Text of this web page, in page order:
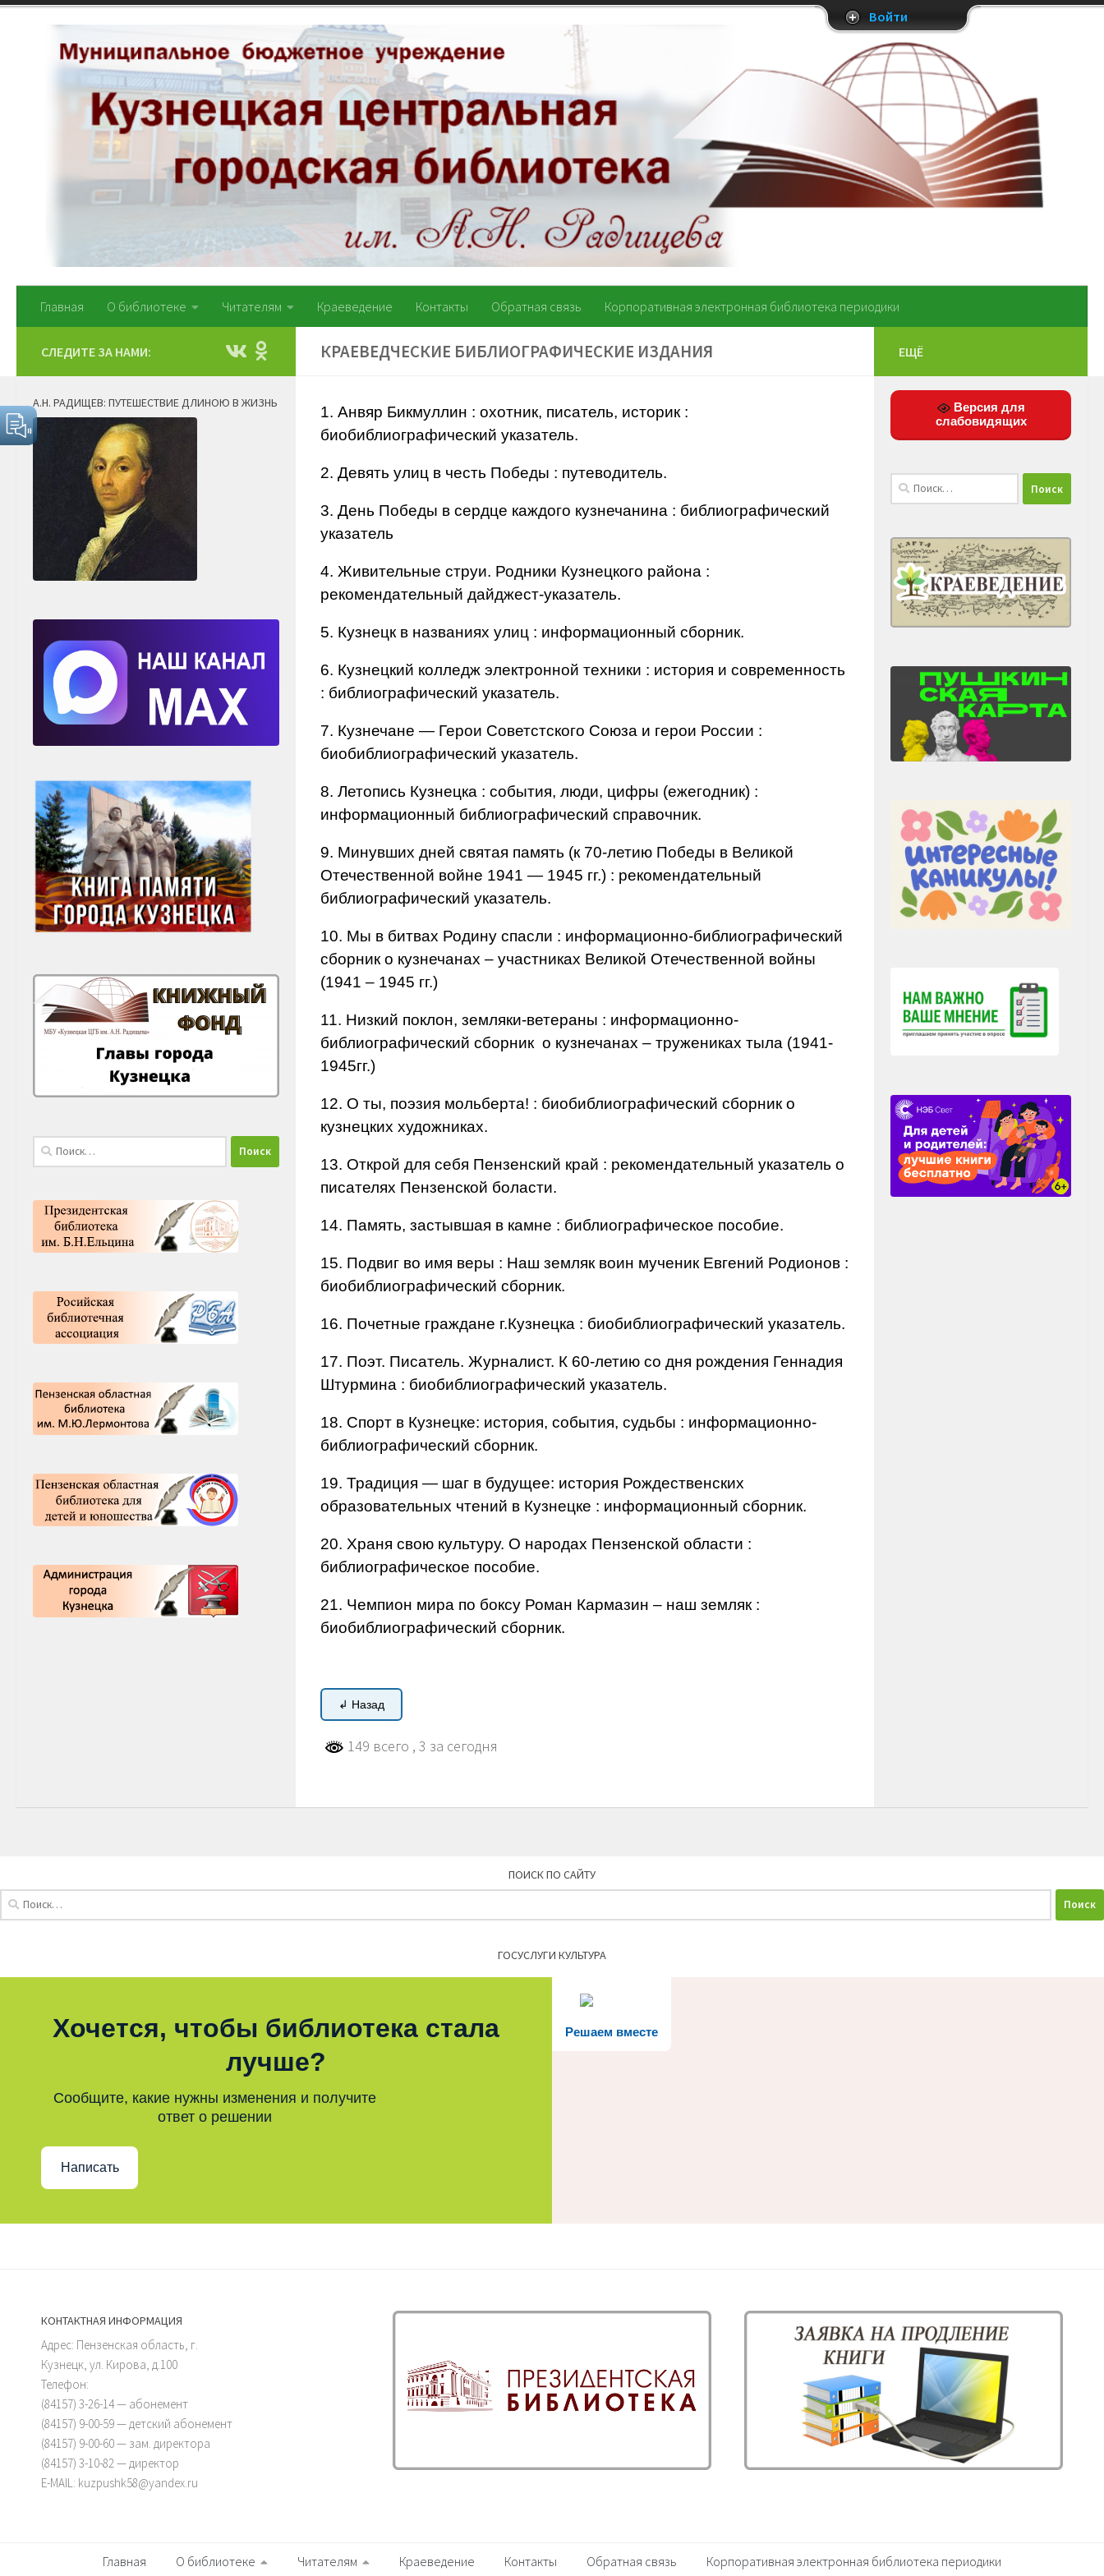
Перейти к содержимому
Главная О библиотеке Читателям Краеведение Контакты Обратная связь Корпоративная электронная библиотека периодики
КРАЕВЕДЧЕСКИЕ БИБЛИОГРАФИЧЕСКИЕ ИЗДАНИЯ
1. Анвяр Бикмуллин : охотник, писатель, историк :
биобиблиографический указатель.
2. Девять улиц в честь Победы : путеводитель.
3. День Победы в сердце каждого кузнечанина : библиографический
указатель
4. Живительные струи. Родники Кузнецкого района :
рекомендательный дайджест-указатель.
5. Кузнецк в названиях улиц : информационный сборник.
6. Кузнецкий колледж электронной техники : история и современность
: библиографический указатель.
7. Кузнечане — Герои Советстского Союза и герои России :
биобиблиографический указатель.
8. Летопись Кузнецка : события, люди, цифры (ежегодник) :
информационный библиографический справочник.
9. Минувших дней святая память (к 70-летию Победы в Великой
Отечественной войне 1941 — 1945 гг.) : рекомендательный
библиографический указатель.
10. Мы в битвах Родину спасли : информационно-библиографический
сборник о кузнечанах – участниках Великой Отечественной войны
(1941 – 1945 гг.)
11. Низкий поклон, земляки-ветераны : информационно-
библиографический сборник о кузнечанах – тружениках тыла (1941-
1945гг.)
12. О ты, поэзия мольберта! : биобиблиографический сборник о
кузнецких художниках.
13. Открой для себя Пензенский край : рекомендательный указатель о
писателях Пензенской боласти.
14. Память, застывшая в камне : библиографическое пособие.
15. Подвиг во имя веры : Наш земляк воин мученик Евгений Родионов :
биобиблиографический сборник.
16. Почетные граждане г.Кузнецка : биобиблиографический указатель.
17. Поэт. Писатель. Журналист. К 60-летию со дня рождения Геннадия
Штурмина : биобиблиографический указатель.
18. Спорт в Кузнецке: история, события, судьбы : информационно-
библиографический сборник.
19. Традиция — шаг в будущее: история Рождественских
образовательных чтений в Кузнецке : информационный сборник.
20. Храня свою культуру. О народах Пензенской области :
библиографическое пособие.
21. Чемпион мира по боксу Роман Кармазин – наш земляк :
биобиблиографический сборник.
↲ Назад
149 всего , 3 за сегодня
СЛЕДИТЕ ЗА НАМИ:
А.Н. РАДИЩЕВ: ПУТЕШЕСТВИЕ ДЛИНОЮ В ЖИЗНЬ
Найти:
ЕЩЁ
Версия для
слабовидящих
Найти:
ПОИСК ПО САЙТУ
ГОСУСЛУГИ КУЛЬТУРА
Решаем вместе
Хочется, чтобы библиотека стала
лучше?
Сообщите, какие нужны изменения и получите
ответ о решении
Написать
КОНТАКТНАЯ ИНФОРМАЦИЯ
Адрес: Пензенская область, г.
Кузнецк, ул. Кирова, д.100
Телефон:
(84157) 3-26-14 — абонемент
(84157) 9-00-59 — детский абонемент
(84157) 9-00-60 — зам. директора
(84157) 3-10-82 — директор
E-MAIL: kuzpushk58@yandex.ru
Главная О библиотеке Читателям Краеведение Контакты Обратная связь Корпоративная электронная библиотека периодики
Войти